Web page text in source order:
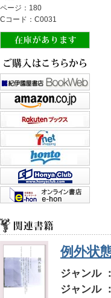
ページ：180
Cコード：C0031
例外状
ジャンル
ジャンル